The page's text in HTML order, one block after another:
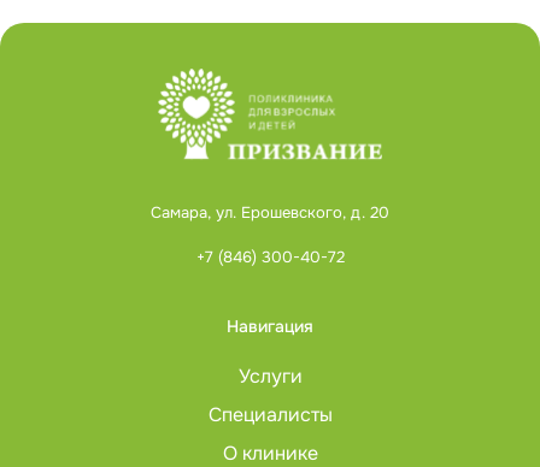
Самара, ул. Ерошевского, д. 20
+7 (846) 300-40-72
Навигация
Услуги
Специалисты
О клинике